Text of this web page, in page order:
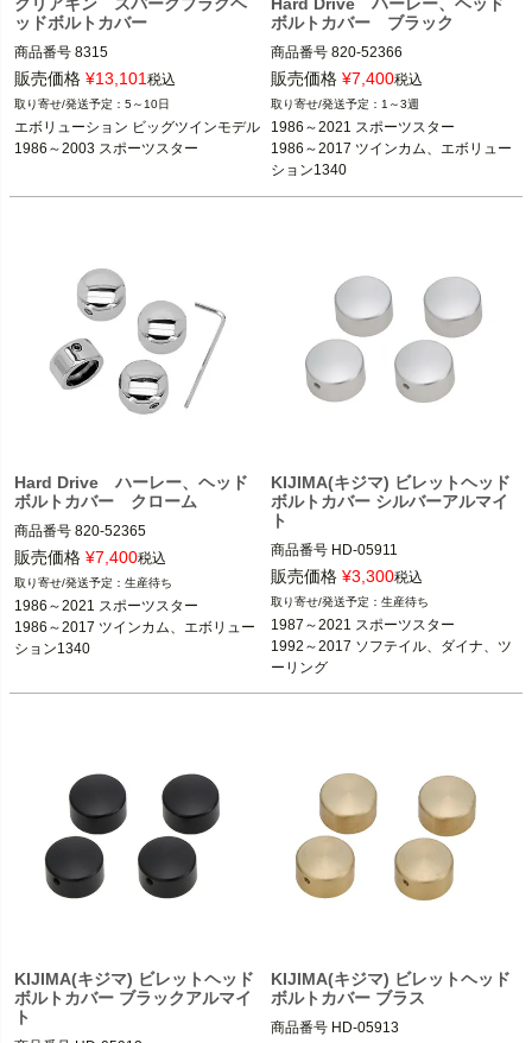
ッドボルトカバー
商品番号 8315
エボリューション ビッグツインモデル
1986～2003 スポーツスター
販売価格 ¥13,101 税込
5～10日
エボリューション ビッグツインモデル
1986～2003 スポーツスター
ボルトカバー ブラック
商品番号 820-52366
5MS：901763
1986～2021 スポーツスター
1986～2017 ツインカム、エボリュー
HardDrive（ハードドライブ）
販売価格 ¥7,400税込
1～3週
1986～2021 スポーツスター
1986～2017 ツインカム、エボリュー
Hard Drive ハーレー、ヘッド
ボルトカバー クローム
商品番号 820-52365
1986～2021 スポーツスター
1986～2017 ツインカム、エボリュー
ション1340
HardDrive（ハードドライブ）
販売価格 ¥7,400税込
生産待ち
1986～2021 スポーツスター
1986～2017 ツインカム、エボリュー
KIJIMA(キジマ) ビレットヘッド
ボルトカバー シルバーアルマイ
ト
商品番号 HD-05911
1987～2021 スポーツスター
1992～2017 ソフテイル、ダイナ、ツ
ーリング
KIJIMA（キジマ）
販売価格 ¥3,300税込
生産待ち
1987～2021 スポーツスター
1992～2017 ソフテイル、ダイナ、ツ
KIJIMA(キジマ) ビレットヘッド
ボルトカバー ブラックアルマイ
ト
KIJIMA(キジマ) ビレットヘッド
ボルトカバー ブラス
商品番号 HD-05913